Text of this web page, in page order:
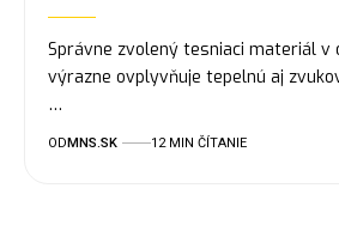
Správne zvolený tesniaci materiál v
výrazne ovplyvňuje tepelnú aj
…
ODMNS.SK 12 MIN ČÍTANIE